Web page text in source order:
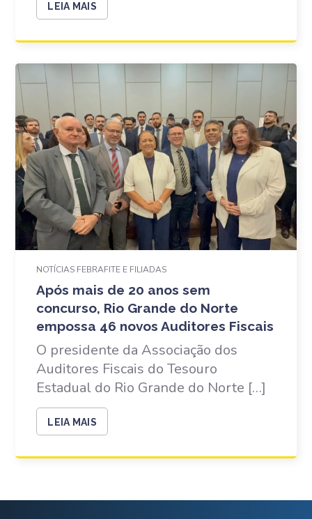
LEIA MAIS
NOTÍCIAS FEBRAFITE E FILIADAS
Após mais de 20 anos sem
concurso, Rio Grande do Norte
empossa 46 novos Auditores Fiscais
O presidente da Associação dos
Auditores Fiscais do Tesouro
Estadual do Rio Grande do Norte […]
LEIA MAIS